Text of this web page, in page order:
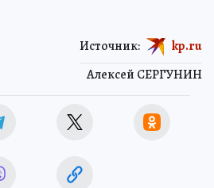
Алексей СЕРГУНИН
Источник: kp.ru